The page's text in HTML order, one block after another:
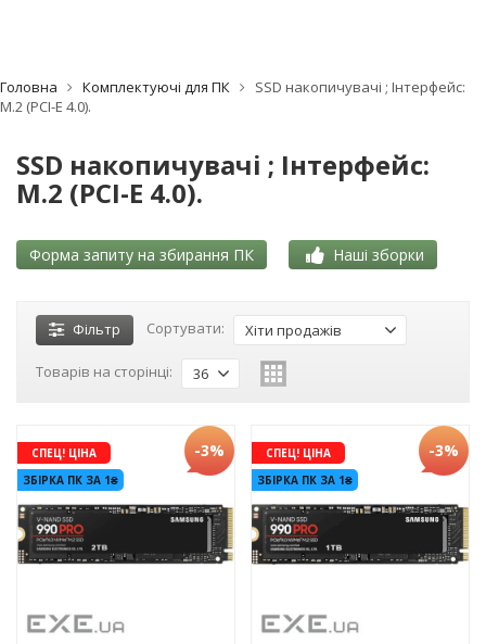
Головна Комплектуючі для ПК
SSD накопичувачі ; Інтерфейс:
M.2 (PCI-E 4.0).
SSD накопичувачі ; Інтерфейс:
M.2 (PCI-E 4.0).
Форма запиту на збирання ПК Наші зборки
Фільтр Сортувати: Хіти продажів
Товарів на сторінці: 36
СПЕЦ! ЦІНА
ЗБІРКА ПК ЗА 1₴
-3%
СПЕЦ! ЦІНА
ЗБІРКА ПК ЗА 1₴
-3%